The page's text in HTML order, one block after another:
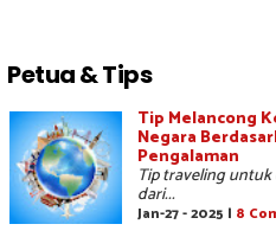
Petua & Tips
Tip Melancong
Negara
Pengalaman
Tip traveling
dari...
Jan-27 - 2025 | 8